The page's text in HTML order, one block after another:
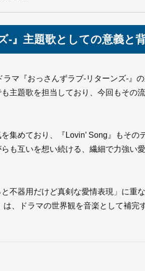
‑』主題歌としての意義と
マ『おっさんずラブ‑リターンズ‑』
主題歌を担当しており、今回もその
集めており、『Lovin’ Song』もその
も互いを想い続ける、繊細で力強い
不器用だけど真剣な愛情表現」に重
、ドラマの世界観を音楽として補完